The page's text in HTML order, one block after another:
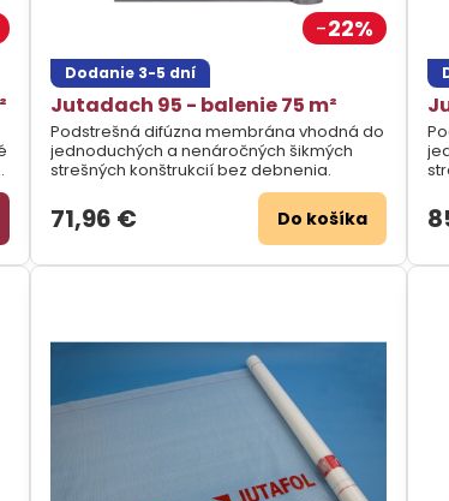
22%
Dodanie 3-5 dní
Jutadach 95 - balenie 75 m²
Podstrešná difúzna membrána vhodná do
jednoduchých a nenáročných šikmých
strešných konštrukcií bez debnenia.
71,96 € Do košíka